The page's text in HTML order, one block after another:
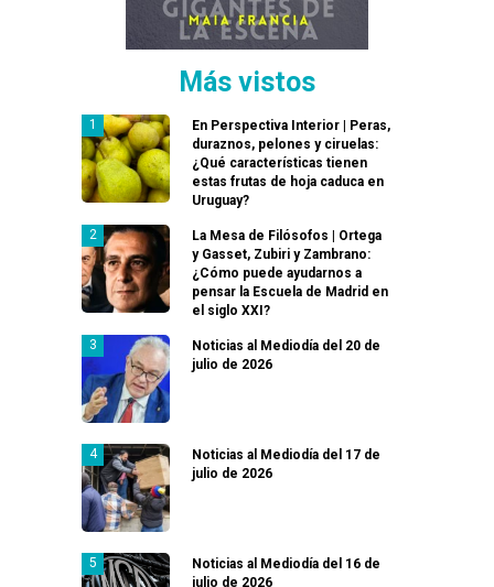
Más vistos
En Perspectiva Interior | Peras,
duraznos, pelones y ciruelas:
¿Qué características tienen
estas frutas de hoja caduca en
Uruguay?
La Mesa de Filósofos | Ortega
y Gasset, Zubiri y Zambrano:
¿Cómo puede ayudarnos a
pensar la Escuela de Madrid en
el siglo XXI?
Noticias al Mediodía del 20 de
julio de 2026
Noticias al Mediodía del 17 de
julio de 2026
Noticias al Mediodía del 16 de
julio de 2026